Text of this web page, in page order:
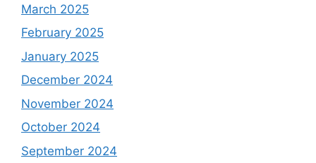
March 2025
February 2025
January 2025
December 2024
November 2024
October 2024
September 2024